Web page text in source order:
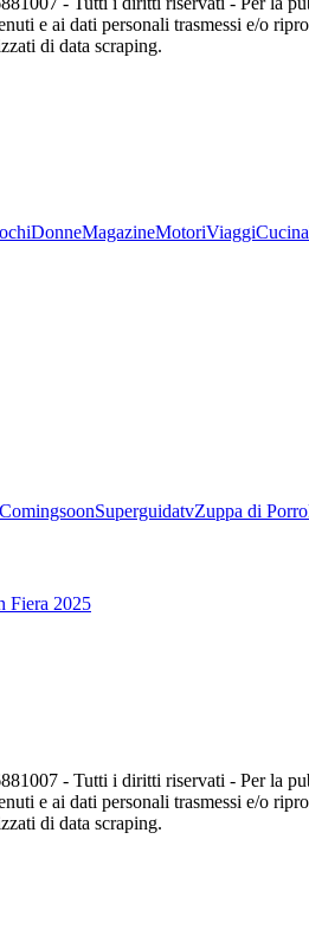
e ai dati personali trasmessi e/o
di data scraping.
DonneMagazineMotoriViaggiCucina
ComingsoonSuperguidatvZuppa di Porro
Fiera 2025
- Tutti i diritti riservati - Per la
e ai dati personali trasmessi e/o
di data scraping.